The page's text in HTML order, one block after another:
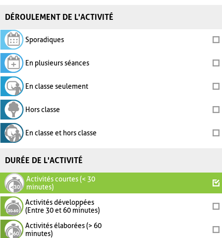
DÉROULEMENT DE L'ACTIVITÉ
Sporadiques
En plusieurs séances
En classe seulement
Hors classe
En classe et hors classe
DURÉE DE L'ACTIVITÉ
Activités courtes (< 30
minutes)
Activités développées
(Entre 30 et 60 minutes)
Activités élaborées (> 60
minutes)